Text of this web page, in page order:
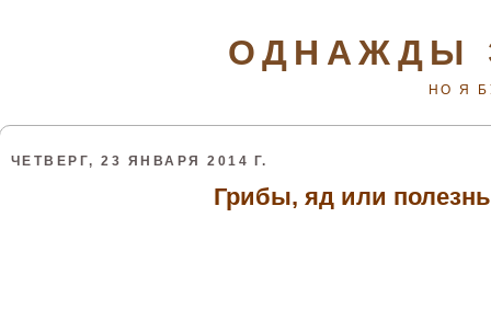
ОДНАЖДЫ
НО Я
ЧЕТВЕРГ, 23 ЯНВАРЯ 2014 Г.
Грибы, яд или